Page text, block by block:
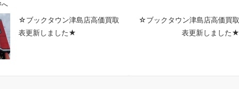
へ
☆ブックタウン津島店高価買取
表更新しました★
☆ブックタウン津島店高価買取
表更新しました★